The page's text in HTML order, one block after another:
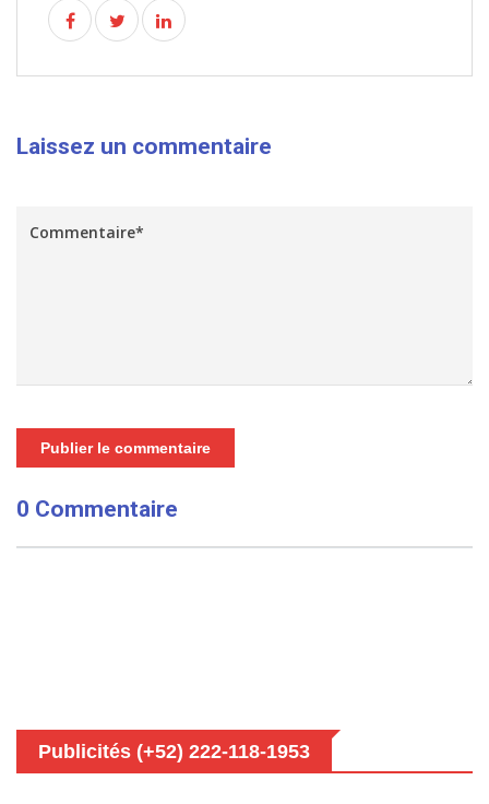
Laissez un commentaire
Publier le commentaire
0 Commentaire
Publicités (+52) 222-118-1953